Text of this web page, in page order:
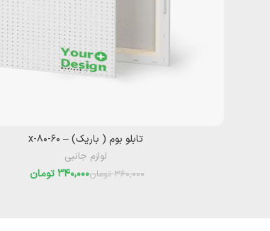
تابلو بوم ( باریک) – ۶۰-x-۸۰
لوازم جانبی
360,000 تومان340,000تومان